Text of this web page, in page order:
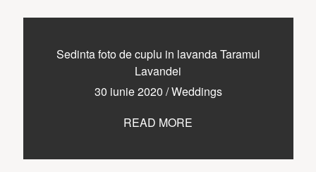
Sedinta foto de cuplu in lavanda Taramul
Lavandei
30 iunie 2020 /Weddings
READ MORE